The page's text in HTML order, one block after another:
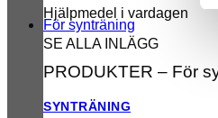
Hjälpmedel i vardagen
SE ALLA INLÄGG
För synträning
PRODUKTER – För
SYNTRÄNING